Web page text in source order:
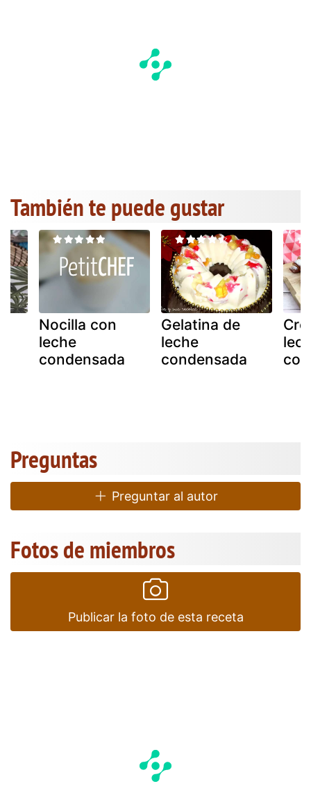
También te puede gustar
Nocilla con
leche
condensada
Gelatina de
leche
condensada
Preguntas
Preguntar al autor
Fotos de miembros
Publicar la foto de esta receta